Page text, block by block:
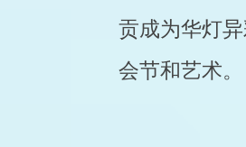
贡成为华灯
会节和艺术。